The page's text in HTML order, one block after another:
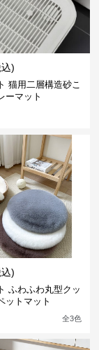
)
猫用二層構造砂こ
ーマット
)
ふわふわ丸型クッ
ットマット
全3色